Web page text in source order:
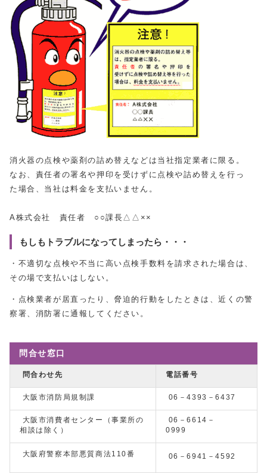
消火器の点検や薬剤の詰め替えなどは当社指定業者に限る。
なお、責任者の署名や押印を受けずに点検や詰め替えを行っ
た場合、当社は料金を支払いません。
A株式会社 責任者 ○○課長△△××
もしもトラブルになってしまったら・・・
・不適切な点検や不当に高い点検手数料を請求された場合は、
その場で支払いはしない。
・点検業者が居直ったり、脅迫的行動をしたときは、近くの警
察署、消防署に通報してください。
問合せ窓口
問合わせ先 電話番号
大阪市消防局規制課 06－4393－6437
大阪市消費者センター（事業所の
相談は除く）
06－6614－
0999
大阪府警察本部悪質商法110番 06－6941－4592